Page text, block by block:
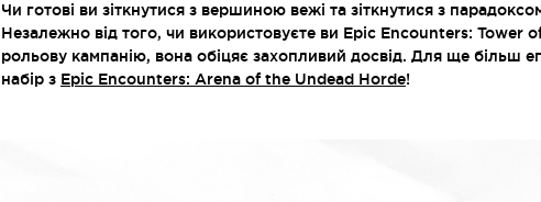
Чи готові ви зіткнутися з вершиною вежі та зіткнутися з
Незалежно від того, чи використовуєте ви Epic Encounters: Tower
рольову кампанію, вона обіцяє захопливий досвід. Для ще більш
набір з Epic Encounters: Arena of the Undead Horde!